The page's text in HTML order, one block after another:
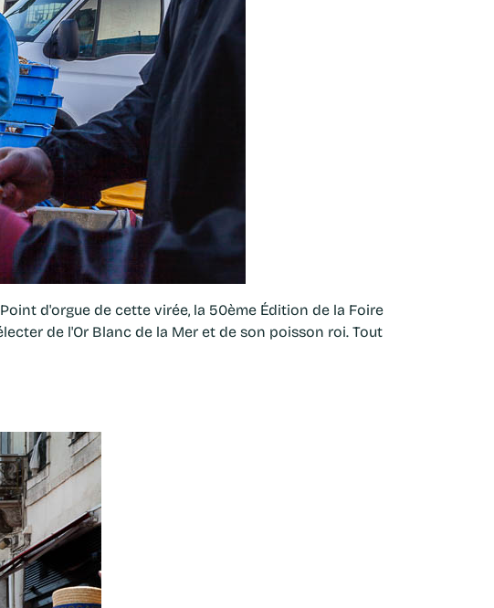
d'orgue de cette virée, la 50ème Édition de la Foire
de l'Or Blanc de la Mer et de son poisson roi. Tout